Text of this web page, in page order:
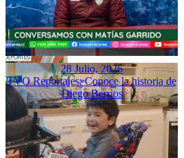
28 Julio, 2026
TVO Reportajes: Conoce la historia de
Diego Berrios